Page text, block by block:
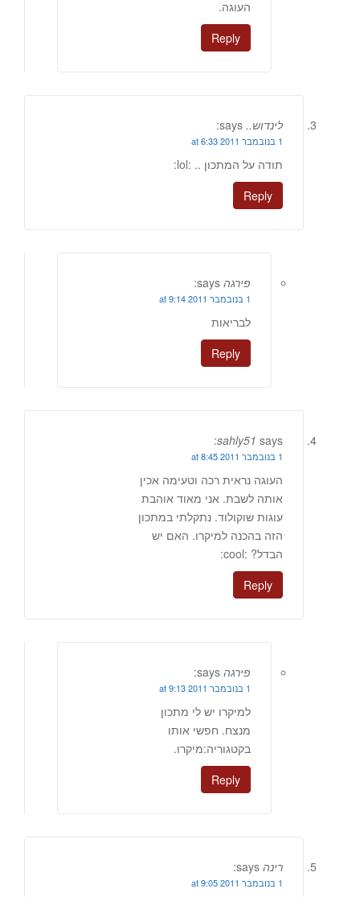
העוגה.
Reply
לינדוש.. says:
1 בנובמבר 2011 at 6:33
תודה על המתכון .. :lol:
Reply
פירגה says:
1 בנובמבר 2011 at 9:14
לבריאות
Reply
sahly51 says:
1 בנובמבר 2011 at 8:45
העוגה נראית רכה וטעימה אכין
אותה לשבת. אני מאוד אוהבת
עוגות שוקולוד. נתקלתי במתכון
הזה בהכנה למיקרו. האם יש
הבדל? :cool:
Reply
פירגה says:
1 בנובמבר 2011 at 9:13
למיקרו יש לי מתכון
מנצח. חפשי אותו
בקטגוריה:מיקרו.
Reply
רינה says:
1 בנובמבר 2011 at 9:05